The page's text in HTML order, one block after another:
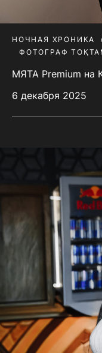
НОЧНАЯ ХРОНИКА
ФОТОГРАФ
МЯТА Premium на
6 декабря 2025